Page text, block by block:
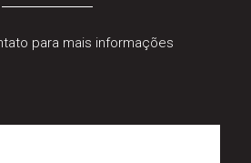
para mais informações